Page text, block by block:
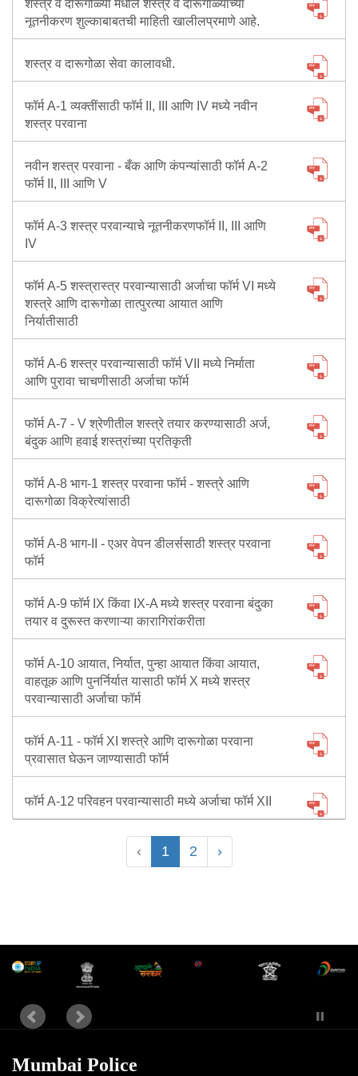
शस्त्रे व दारूगोळ्यां मधील शस्त्रे व दारूगोळ्यांच्या
नूतनीकरण शुल्काबाबतची माहिती खालीलप्रमाणे आहे.
शस्त्र व दारूगोळा सेवा कालावधी.
फॉर्म A-1 व्यक्तींसाठी फॉर्म II, III आणि IV मध्ये नवीन
शस्त्र परवाना
नवीन शस्त्र परवाना - बँक आणि कंपन्यांसाठी फॉर्म A-2
फॉर्म II, III आणि V
फॉर्म A-3 शस्त्र परवान्याचे नूतनीकरणफॉर्म II, III आणि
IV
फॉर्म A-5 शस्त्रास्त्र परवान्यासाठी अर्जाचा फॉर्म VI मध्ये
शस्त्रे आणि दारूगोळा तात्पुरत्या आयात आणि
निर्यातीसाठी
फॉर्म A-6 शस्त्र परवान्यासाठी फॉर्म VII मध्ये निर्माता
आणि पुरावा चाचणीसाठी अर्जाचा फॉर्म
फॉर्म A-7 - V श्रेणीतील शस्त्रे तयार करण्यासाठी अर्ज,
बंदुक आणि हवाई शस्त्रांच्या प्रतिकृती
फॉर्म A-8 भाग-1 शस्त्र परवाना फॉर्म - शस्त्रे आणि
दारूगोळा विक्रेत्यांसाठी
फॉर्म A-8 भाग-II - एअर वेपन डीलर्ससाठी शस्त्र परवाना
फॉर्म
फॉर्म A-9 फॉर्म IX किंवा IX-A मध्ये शस्त्र परवाना बंदुका
तयार व दुरूस्त करणाऱ्या कारागिरांकरीता
फॉर्म A-10 आयात, निर्यात, पुन्हा आयात किंवा आयात,
वाहतूक आणि पुनर्निर्यात यासाठी फॉर्म X मध्ये शस्त्र
परवान्यासाठी अर्जाचा फॉर्म
फॉर्म A-11 - फॉर्म XI शस्त्रे आणि दारूगोळा परवाना
प्रवासात घेऊन जाण्यासाठी फॉर्म
फॉर्म A-12 परिवहन परवान्यासाठी मध्ये अर्जाचा फॉर्म XII
‹ 1 2 ›
Mumbai Police